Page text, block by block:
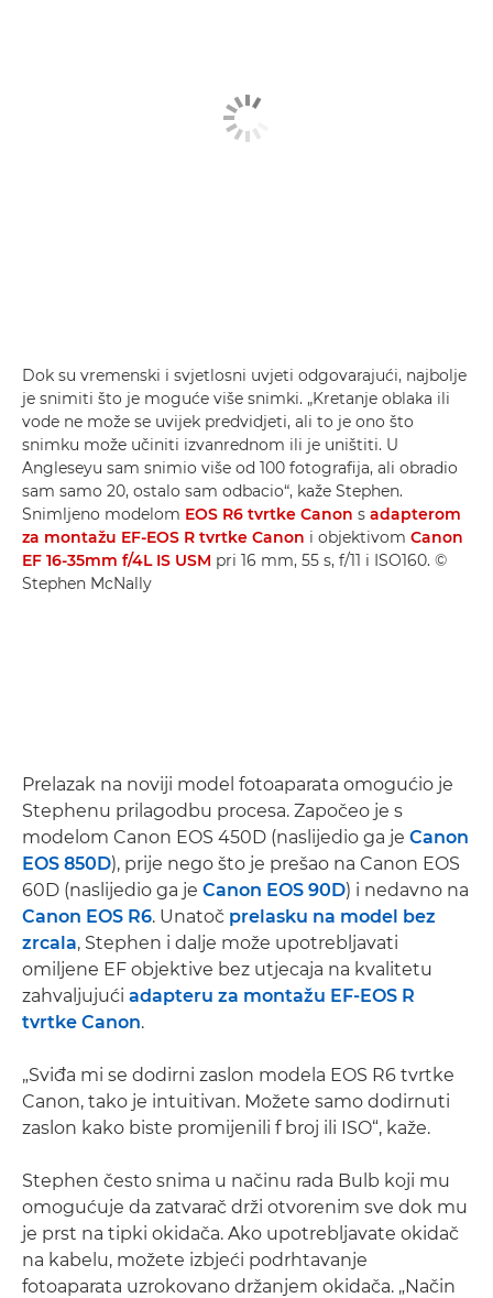
Dok su vremenski i svjetlosni uvjeti odgovarajući, najbolje
je snimiti što je moguće više snimki. „Kretanje oblaka ili
vode ne može se uvijek predvidjeti, ali to je ono što
snimku može učiniti izvanrednom ili je uništiti. U
Angleseyu sam snimio više od 100 fotografija, ali obradio
sam samo 20, ostalo sam odbacio“, kaže Stephen.
Snimljeno modelom EOS R6 tvrtke Canon s adapterom
za montažu EF-EOS R tvrtke Canon i objektivom Canon
EF 16-35mm f/4L IS USM pri 16 mm, 55 s, f/11 i ISO160. ©
Stephen McNally
Prelazak na noviji model fotoaparata omogućio je
Stephenu prilagodbu procesa. Započeo je s
modelom Canon EOS 450D (naslijedio ga je Canon
EOS 850D), prije nego što je prešao na Canon EOS
60D (naslijedio ga je Canon EOS 90D) i nedavno na
Canon EOS R6. Unatoč prelasku na model bez
zrcala, Stephen i dalje može upotrebljavati
omiljene EF objektive bez utjecaja na kvalitetu
zahvaljujući adapteru za montažu EF-EOS R
tvrtke Canon.
„Sviđa mi se dodirni zaslon modela EOS R6 tvrtke
Canon, tako je intuitivan. Možete samo dodirnuti
zaslon kako biste promijenili f broj ili ISO“, kaže.
Stephen često snima u načinu rada Bulb koji mu
omogućuje da zatvarač drži otvorenim sve dok mu
je prst na tipki okidača. Ako upotrebljavate okidač
na kabelu, možete izbjeći podrhtavanje
fotoaparata uzrokovano držanjem okidača. „Način